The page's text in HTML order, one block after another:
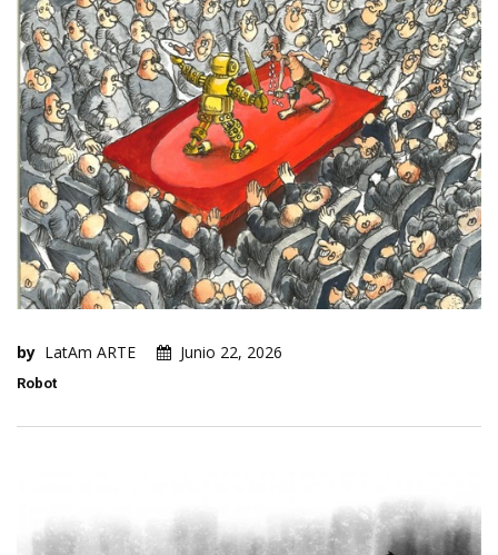
by LatAm ARTE Junio 22, 2026
Robot